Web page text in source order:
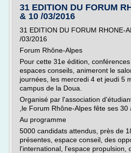
31 EDITION DU FORUM
& 10 /03/2016
31 EDITION DU FORUM RHONE-
/03/2016
Forum Rhône-Alpes
Pour cette 31e édition,
espaces conseils, animeront le
journées, les mercredi 4 et jeudi 5
campus de la Doua.
Organisé par l'association
,le Forum Rhône-Alpes fête ses 30
Au programme
5000 candidats attendus, près de
présentes, espace conseil, des
l'international, l'espace propulsion,